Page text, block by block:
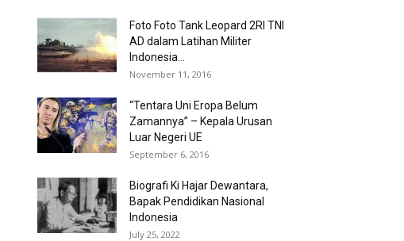
Foto Foto Tank Leopard 2RI TNI
AD dalam Latihan Militer
Indonesia...
November 11, 2016
“Tentara Uni Eropa Belum
Zamannya” – Kepala Urusan
Luar Negeri UE
September 6, 2016
Biografi Ki Hajar Dewantara,
Bapak Pendidikan Nasional
Indonesia
July 25, 2022